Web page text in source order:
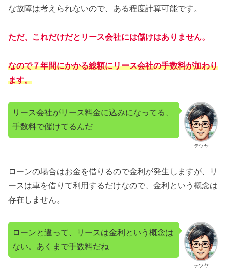
な故障は考えられないので、ある程度計算可能です。
ただ、これだけだとリース会社には儲けはありません。
なので７年間にかかる総額にリース会社の手数料が加わり
ます。
テツヤ
リース会社がリース料金に込みになってる、
手数料で儲けてるんだ
ローンの場合はお金を借りるので金利が発生しますが、リ
ースは車を借りて利用するだけなので、金利という概念は
存在しません。
テツヤ
ローンと違って、リースは金利という概念は
ない。あくまで手数料だね